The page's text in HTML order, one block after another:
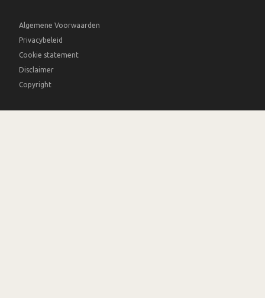
Algemene Voorwaarden
Privacybeleid
Cookie statement
Disclaimer
Copyright